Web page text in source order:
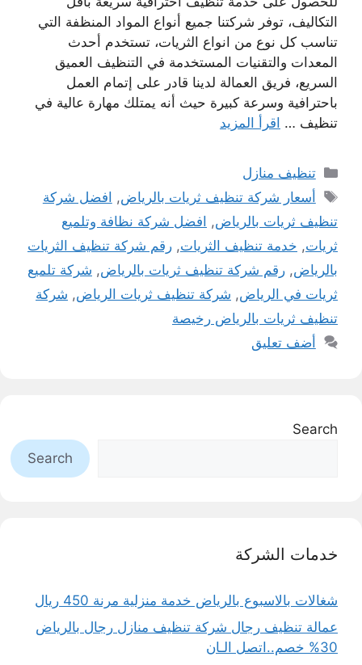
التكاليف، توفر شركتنا جميع أنواع المواد المنظفة التي
تناسب كل نوع من انواع الثريات، تستخدم أحدث
المعدات والتقنيات المستخدمة في التنظيف العميق
السريع، فريق العمالة لدينا قادر على إتمام العمل
باحترافية وسرعة كبيرة حيث أنه يمتلك مهارة عالية في
تنظيف … اقرأ المزيد
التصنيفات
تنظيف منازل
الوسوم
أسعار شركة تنظيف ثريات بالرياض, افضل شركة
تنظيف ثريات بالرياض, افضل شركة نظافة وتلميع
ثريات, خدمة تنظيف الثريات, رقم شركة تنظيف الثريات
بالرياض, رقم شركة تنظيف ثريات بالرياض, شركة تلميع
ثريات في الرياض, شركة تنظيف ثريات الرياض, شركة
تنظيف ثريات بالرياض رخيصة
أضف تعليق
Search
Search
خدمات الشركة
شغالات بالاسبوع بالرياض خدمة منزلية مرنة 450 ريال
عمالة تنظيف رجال شركة تنظيف منازل رجال بالرياض
30% خصم..اتصل الـان